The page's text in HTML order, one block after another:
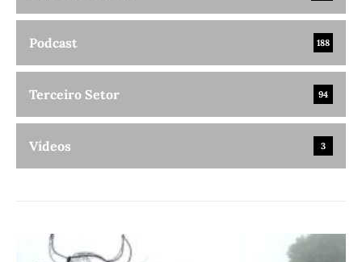
Podcast 188
Terceiro Setor 94
Vídeos 3